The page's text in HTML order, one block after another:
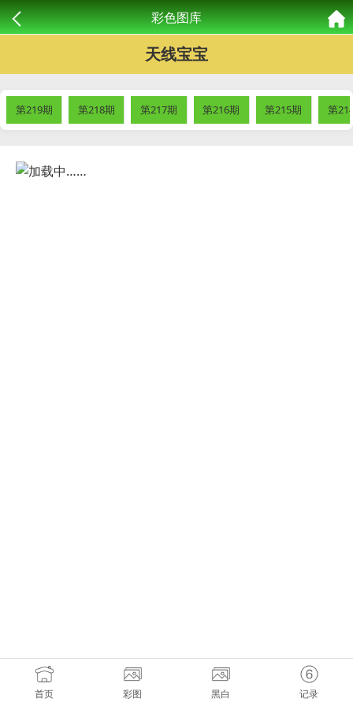
彩色图库
天线宝宝
第219期 第218期 第217期 第216期 第215期 第
首页 彩图 黑白 记录